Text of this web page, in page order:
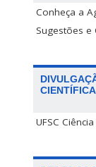
Conheça a
Sugestões e
CIENTÍFICA
UFSC Ciência